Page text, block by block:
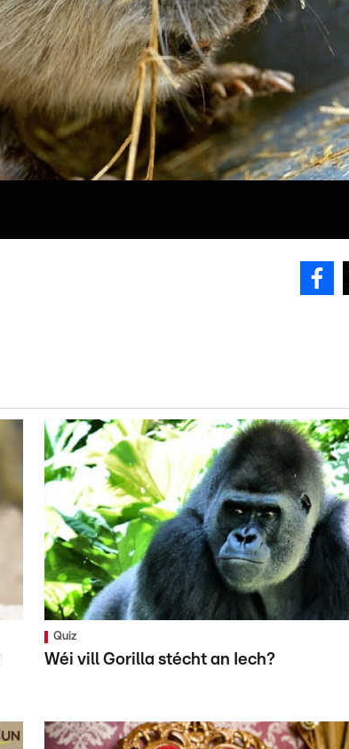
Quiz
Wéi vill Gorilla stécht an Iech?